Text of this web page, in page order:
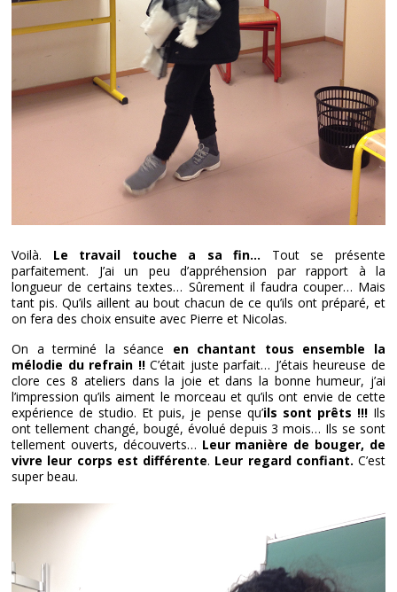
Voilà. Le travail touche a sa fin… Tout se présente
parfaitement. J’ai un peu d’appréhension par rapport à la
longueur de certains textes… Sûrement il faudra couper… Mais
tant pis. Qu’ils aillent au bout chacun de ce qu’ils ont préparé, et
on fera des choix ensuite avec Pierre et Nicolas.
On a terminé la séance en chantant tous ensemble la
mélodie du refrain !!C’était juste parfait… J’étais heureuse de
clore ces 8 ateliers dans la joie et dans la bonne humeur, j’ai
l’impression qu’ils aiment le morceau et qu’ils ont envie de cette
expérience de studio. Et puis, je pense qu’ils sont prêts !!!Ils
ont tellement changé, bougé, évolué depuis 3 mois… Ils se sont
tellement ouverts, découverts… Leur manière de bouger, de
vivre leur corps est différente. Leur regard confiant. C’est
super beau.